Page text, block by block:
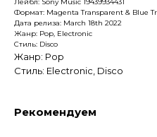
Формат: Magenta Transparent & Blue
Дата релиза: March 18th 2022
Жанр: Pop, Electronic
Стиль: Disco
Жанр: Pop
Стиль: Electronic, Disco
Рекомендуем